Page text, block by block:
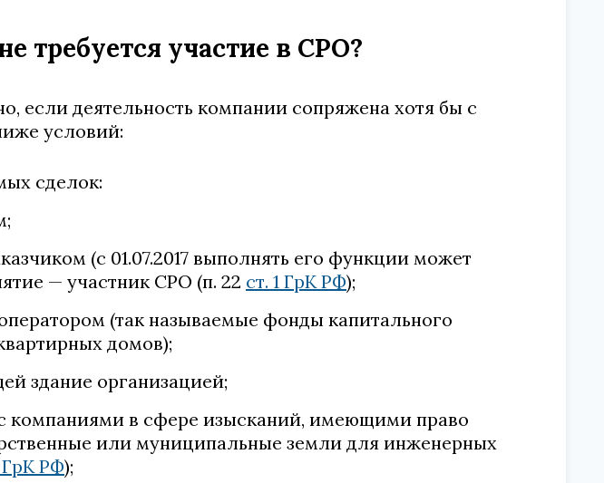
требуется участие в СРО?
если деятельность компании сопряжена хотя бы с
условий:
сделок:
(с 01.07.2017 выполнять его функции может
— участник СРО (п. 22 ст. 1 ГрК РФ);
(так называемые фонды капитального
домов);
здание организацией;
компаниями в сфере изысканий, имеющими право
или муниципальные земли для инженерных
ГрК РФ);